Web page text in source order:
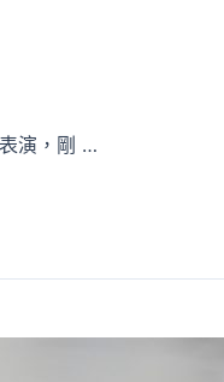
演，剛 …